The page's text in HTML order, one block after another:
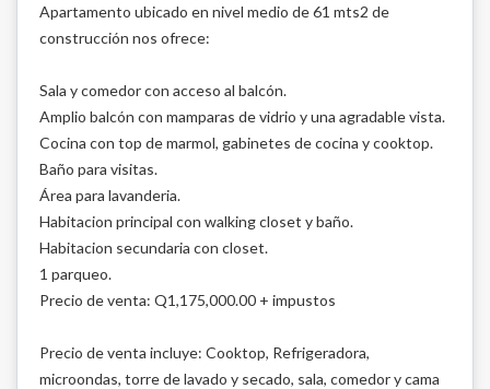
Apartamento ubicado en nivel medio de 61 mts2 de
construcción nos ofrece:
Sala y comedor con acceso al balcón.
Amplio balcón con mamparas de vidrio y una agradable vista.
Cocina con top de marmol, gabinetes de cocina y cooktop.
Baño para visitas.
Área para lavanderia.
Habitacion principal con walking closet y baño.
Habitacion secundaria con closet.
1 parqueo.
Precio de venta: Q1,175,000.00 + impustos
Precio de venta incluye: Cooktop, Refrigeradora,
microondas, torre de lavado y secado, sala, comedor y cama